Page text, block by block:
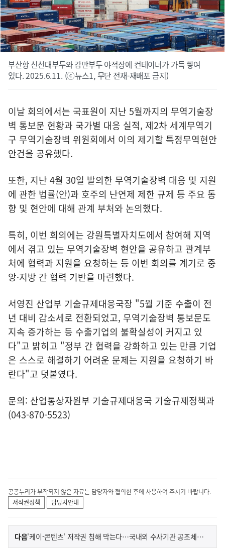
부산항 신선대부두와 감만부두 야적장에 컨테이너가 가득 쌓여
있다. 2025.6.11. (ⓒ뉴스1, 무단 전재-재배포 금지)
이날 회의에서는 국표원이 지난 5월까지의 무역기술장
벽 통보문 현황과 국가별 대응 실적, 제2차 세계무역기
구 무역기술장벽 위원회에서 이의 제기할 특정무역현안
안건을 공유했다.
또한, 지난 4월 30일 발의한 무역기술장벽 대응 및 지원
에 관한 법률(안)과 호주의 난연제 제한 규제 등 주요 동
향 및 현안에 대해 관계 부처와 논의했다.
특히, 이번 회의에는 강원특별자치도에서 참여해 지역
에서 겪고 있는 무역기술장벽 현안을 공유하고 관계부
처에 협력과 지원을 요청하는 등 이번 회의를 계기로 중
앙·지방 간 협력 기반을 마련했다.
서영진 산업부 기술규제대응국장 "5월 기준 수출이 전
년 대비 감소세로 전환되었고, 무역기술장벽 통보문도
지속 증가하는 등 수출기업의 불확실성이 커지고 있
다"고 밝히고 "정부 간 협력을 강화하고 있는 만큼 기업
은 스스로 해결하기 어려운 문제는 지원을 요청하기 바
란다"고 덧붙였다.
문의: 산업통상자원부 기술규제대응국 기술규제정책과
(043-870-5523)
공공누리가 부착되지 않은 자료는 담당자와 협의한 후에 사용하여 주시기 바랍니다.
저작권정책
담당자안내
이다음기
사
'케이-콘텐츠' 저작권 침해 막는다…국내외 수사기관 공조체계 구축